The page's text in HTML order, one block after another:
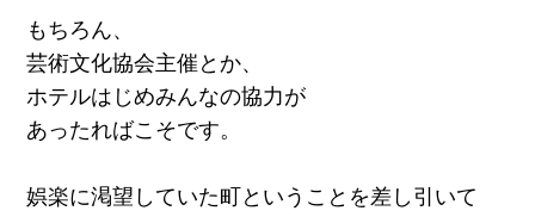
もちろん、
芸術文化協会主催とか、
ホテルはじめみんなの協力が
あったればこそです。
娯楽に渇望していた町ということを差し引いて